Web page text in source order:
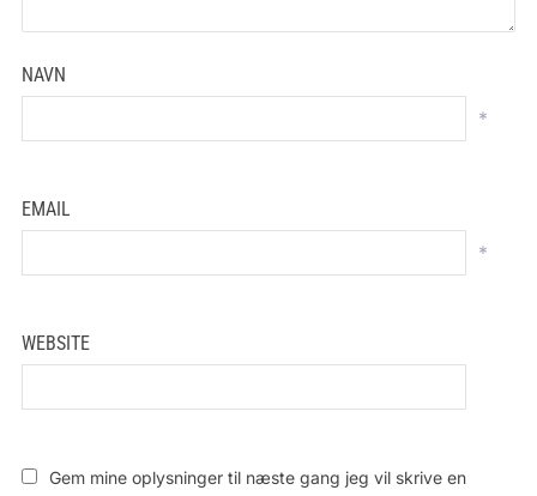
NAVN
*
EMAIL
*
WEBSITE
Gem mine oplysninger til næste gang jeg vil skrive en